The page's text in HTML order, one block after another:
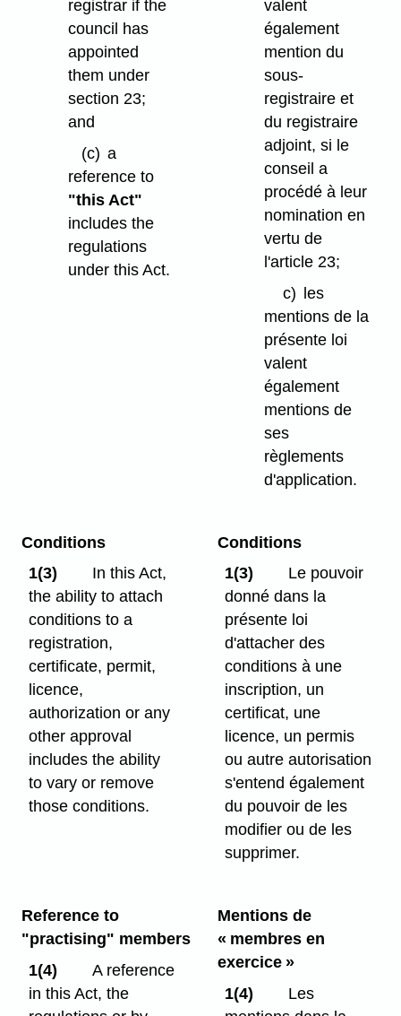
registrar if the
council has
appointed
them under
section 23;
and
(c) a
reference to
"this Act"
includes the
regulations
under this Act.
valent
également
mention du
sous-
registraire et
du registraire
adjoint, si le
conseil a
procédé à leur
nomination en
vertu de
l'article 23;
c) les
mentions de la
présente loi
valent
également
mentions de
ses
règlements
d'application.
Conditions
1(3)
In this Act,
the ability to attach
conditions to a
registration,
certificate, permit,
licence,
authorization or any
other approval
includes the ability
to vary or remove
those conditions.
Conditions
1(3)
Le pouvoir
donné dans la
présente loi
d'attacher des
conditions à une
inscription, un
certificat, une
licence, un permis
ou autre autorisation
s'entend également
du pouvoir de les
modifier ou de les
supprimer.
Reference to
"practising" members
1(4)
A reference
in this Act, the
Mentions de
« membres en
exercice »
1(4)
Les